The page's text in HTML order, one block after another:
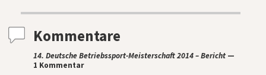
Kommentare
14. Deutsche Betriebssport-Meisterschaft 2014 – Bericht —
1 Kommentar